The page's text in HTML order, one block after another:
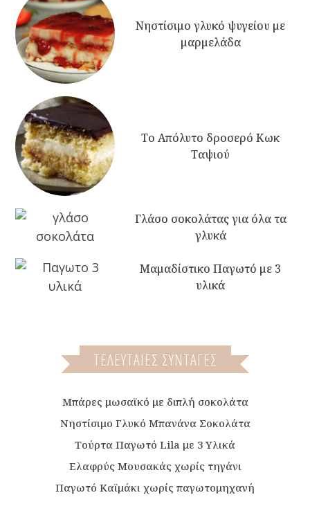
Νηστίσιμο γλυκό ψυγείου με
μαρμελάδα
Το Απόλυτο δροσερό Κωκ
Ταψιού
Γλάσο σοκολάτας για όλα τα
γλυκά
Μαμαδίστικο Παγωτό με 3
υλικά
ΤΕΛΕΥΤΑΙΕΣ ΣΥΝΤΑΓΕΣ
Μπάρες μωσαϊκό με διπλή σοκολάτα
Νηστίσιμο Γλυκό Μπανάνα Σοκολάτα
Τούρτα Παγωτό Lila με 3 Υλικά
Ελαφρύς Μουσακάς χωρίς τηγάνι
Παγωτό Καϊμάκι χωρίς παγωτομηχανή